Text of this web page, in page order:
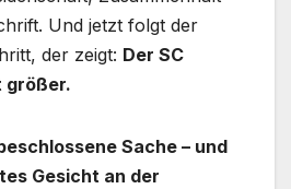
Und jetzt folgt der
der zeigt: Der SC
größer.
Sache – und
Gesicht an der